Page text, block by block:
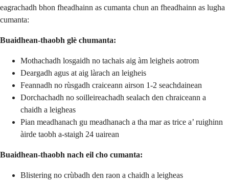
eagrachadh bhon fheadhainn as cumanta chun an fheadhainn as lugha
cumanta:
Buaidhean-thaobh glè chumanta:
Mothachadh losgaidh no tachais aig àm leigheis aotrom
Deargadh agus at aig làrach an leigheis
Feannadh no rùsgadh craiceann airson 1-2 seachdainean
Dorchachadh no soilleireachadh sealach den chraiceann a
chaidh a leigheas
Pian meadhanach gu meadhanach a tha mar as trice a’ ruighinn
àirde taobh a-staigh 24 uairean
Buaidhean-thaobh nach eil cho cumanta:
Blistering no crùbadh den raon a chaidh a leigheas